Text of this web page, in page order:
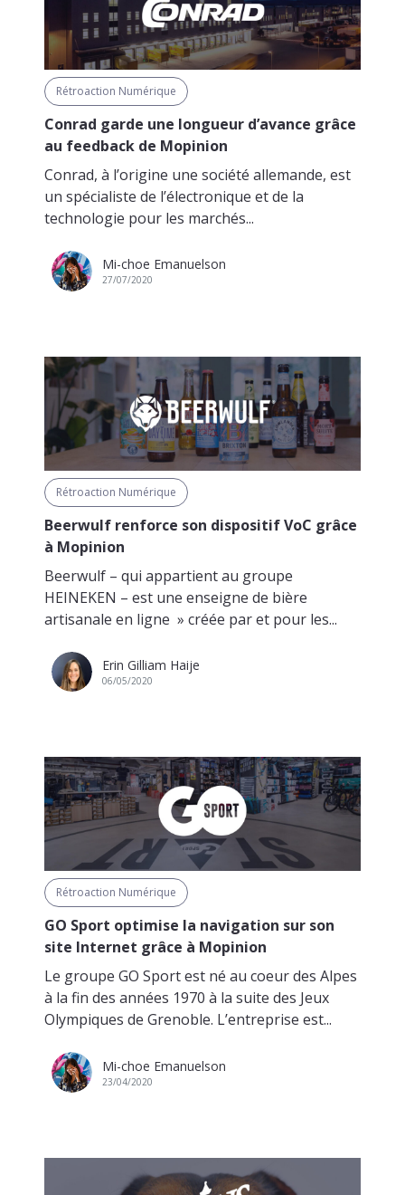
Rétroaction Numérique
Conrad garde une longueur d’avance grâce
au feedback de Mopinion
Conrad, à l’origine une société allemande, est
un spécialiste de l’électronique et de la
technologie pour les marchés...
Mi-choe Emanuelson
27/07/2020
Rétroaction Numérique
Beerwulf renforce son dispositif VoC grâce
à Mopinion
Beerwulf – qui appartient au groupe
HEINEKEN – est une enseigne de bière
artisanale en ligne » créée par et pour les...
Erin Gilliam Haije
06/05/2020
Rétroaction Numérique
GO Sport optimise la navigation sur son
site Internet grâce à Mopinion
Le groupe GO Sport est né au coeur des Alpes
à la fin des années 1970 à la suite des Jeux
Olympiques de Grenoble. L’entreprise est...
Mi-choe Emanuelson
23/04/2020